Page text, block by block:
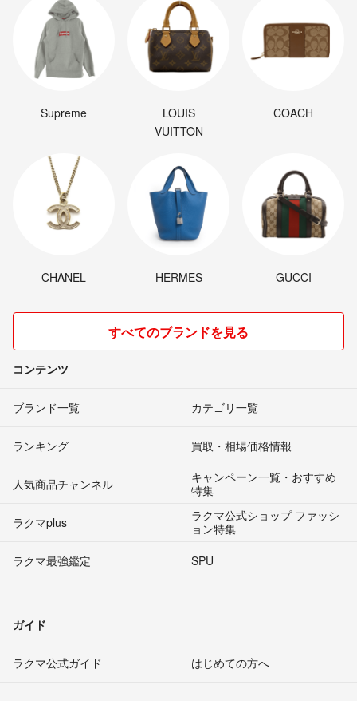
Supreme
LOUIS
VUITTON
COACH
CHANEL HERMES GUCCI
すべてのブランドを見る
コンテンツ
ブランド一覧 カテゴリ一覧
ランキング 買取・相場価格情報
人気商品チャンネル
キャンペーン一覧・おすすめ
特集
ラクマplus
ラクマ公式ショップ ファッシ
ョン特集
ラクマ最強鑑定
SPU
ガイド
ラクマ公式ガイド はじめての方へ